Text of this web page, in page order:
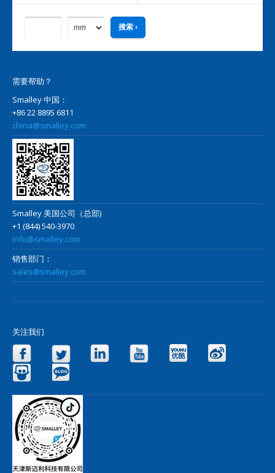
需要帮助？
Smalley 中国：
+86 22 8895 6811
china@smalley.com
Smalley 美国公司（总部)
+1 (844) 540-3970
info@smalley.com
销售部门：
sales@smalley.com
关注我们
Facebook Twitter LinkedIn YouTube